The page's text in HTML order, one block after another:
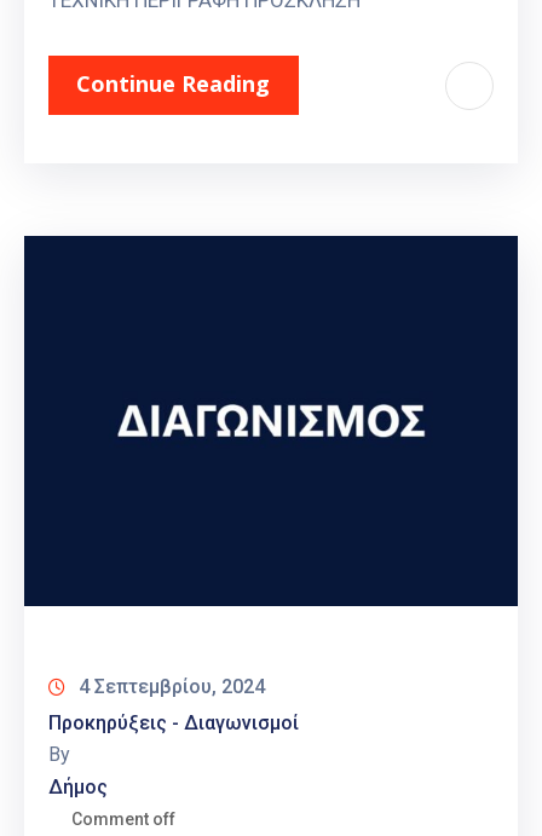
Continue Reading
4 Σεπτεμβρίου, 2024
Προκηρύξεις - Διαγωνισμοί
By
Δήμος
Comment off